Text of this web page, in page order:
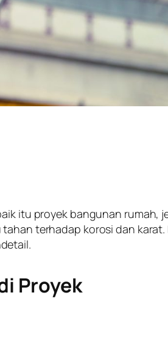
itu proyek bangunan rumah,
terhadap korosi dan karat.
Proyek